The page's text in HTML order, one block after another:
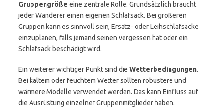
Gruppengröße eine zentrale Rolle. Grundsätzlich braucht
jeder Wanderer einen eigenen Schlafsack. Bei größeren
Gruppen kann es sinnvoll sein, Ersatz- oder Leihschlafsäcke
einzuplanen, falls jemand seinen vergessen hat oder ein
Schlafsack beschädigt wird.
Ein weiterer wichtiger Punkt sind die Wetterbedingungen.
Bei kaltem oder feuchtem Wetter sollten robustere und
wärmere Modelle verwendet werden. Das kann Einfluss auf
die Ausrüstung einzelner Gruppenmitglieder haben.